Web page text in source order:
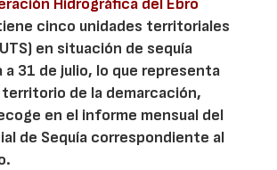
Hidrográfica del Ebro
cinco unidades territoriales
en situación de sequía
a 31 de julio, lo que representa
de la demarcación,
en el informe mensual del
de Sequía correspondiente al